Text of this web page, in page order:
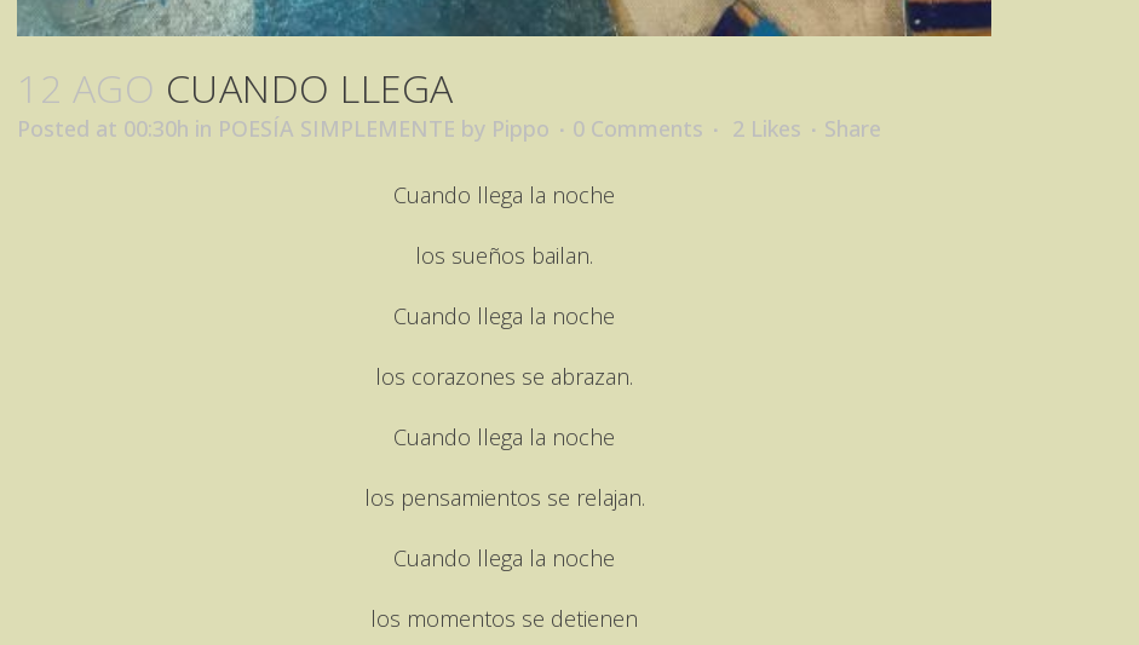
12 AGO CUANDO LLEGA
Posted at 00:30h in POESÍA SIMPLEMENTE by Pippo 0 Comments 2 Likes Share
Cuando llega la noche
los sueños bailan.
Cuando llega la noche
los corazones se abrazan.
Cuando llega la noche
los pensamientos se relajan.
Cuando llega la noche
los momentos se detienen